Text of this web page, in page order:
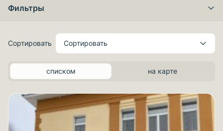
Фильтры
Сортировать Сортировать
списком на карте